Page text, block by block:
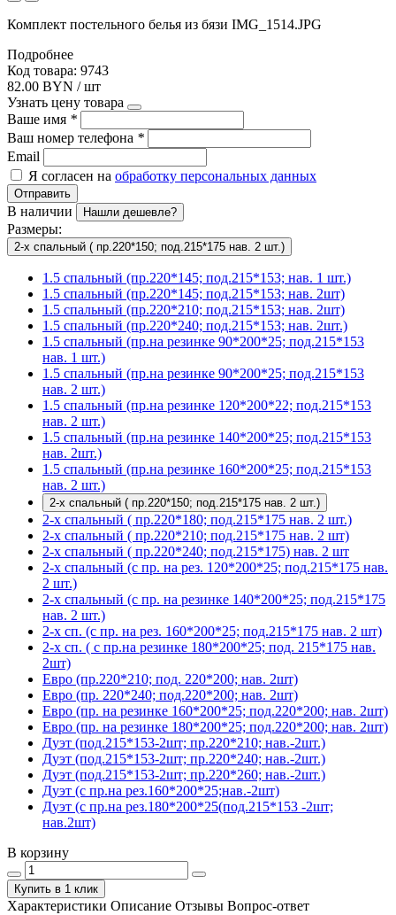
Комплект постельного белья из бязи IMG_1514.JPG
Подробнее
Код товара: 9743
82.00 BYN / шт
Узнать цену товара
Ваше имя *
Ваш номер телефона *
Email
Я согласен на обработку персональных данных
Отправить
В наличии Нашли дешевле?
Размеры:
2-х спальный ( пр.220*150; под.215*175 нав. 2 шт.)
1.5 спальный (пр.220*145; под.215*153; нав. 1 шт.)
1.5 спальный (пр.220*145; под.215*153; нав. 2шт)
1.5 спальный (пр.220*210; под.215*153; нав. 2шт)
1.5 спальный (пр.220*240; под.215*153; нав. 2шт.)
1.5 спальный (пр.на резинке 90*200*25; под.215*153
нав. 1 шт.)
1.5 спальный (пр.на резинке 90*200*25; под.215*153
нав. 2 шт.)
1.5 спальный (пр.на резинке 120*200*22; под.215*153
нав. 2 шт.)
1.5 спальный (пр.на резинке 140*200*25; под.215*153
нав. 2шт.)
1.5 спальный (пр.на резинке 160*200*25; под.215*153
нав. 2 шт.)
2-х спальный ( пр.220*150; под.215*175 нав. 2 шт.)
2-х спальный ( пр.220*180; под.215*175 нав. 2 шт.)
2-х спальный ( пр.220*210; под.215*175 нав. 2 шт)
2-х спальный ( пр.220*240; под.215*175) нав. 2 шт
2-х спальный (с пр. на рез. 120*200*25; под.215*175 нав.
2 шт.)
2-х спальный (с пр. на резинке 140*200*25; под.215*175
нав. 2 шт.)
2-х сп. (с пр. на рез. 160*200*25; под.215*175 нав. 2 шт)
2-х сп. ( с пр.на резинке 180*200*25; под. 215*175 нав.
2шт)
Евро (пр.220*210; под. 220*200; нав. 2шт)
Евро (пр. 220*240; под.220*200; нав. 2шт)
Евро (пр. на резинке 160*200*25; под.220*200; нав. 2шт)
Евро (пр. на резинке 180*200*25; под.220*200; нав. 2шт)
Дуэт (под.215*153-2шт; пр.220*210; нав.-2шт.)
Дуэт (под.215*153-2шт; пр.220*240; нав.-2шт.)
Дуэт (под.215*153-2шт; пр.220*260; нав.-2шт.)
Дуэт (с пр.на рез.160*200*25;нав.-2шт)
Дуэт (с пр.на рез.180*200*25(под.215*153 -2шт;
нав.2шт)
В корзину
Купить в 1 клик
Характеристики Описание Отзывы Вопрос-ответ